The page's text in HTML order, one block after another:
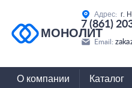
МОНОЛИТ
Адрес: г.
7 (861)
Email:
О компании Каталог